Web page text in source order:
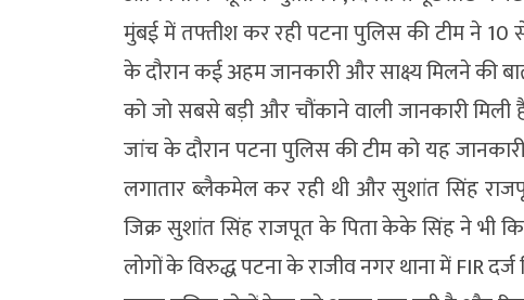
मुंबई में तफ्तीश कर रही पटना पुलिस की टीम ने
के दौरान कई अहम जानकारी और साक्ष्य मिलने की
को जो सबसे बड़ी और चौंकाने वाली जानकारी मिली
जांच के दौरान पटना पुलिस की टीम को यह
लगातार ब्लैकमेल कर रही थी और सुशांत सिंह
जिक्र सुशांत सिंह राजपूत के पिता केके सिंह ने भी
लोगों के विरुद्ध पटना के राजीव नगर थाना में FIR दर्ज